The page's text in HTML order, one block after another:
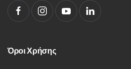
Όροι Χρήσης